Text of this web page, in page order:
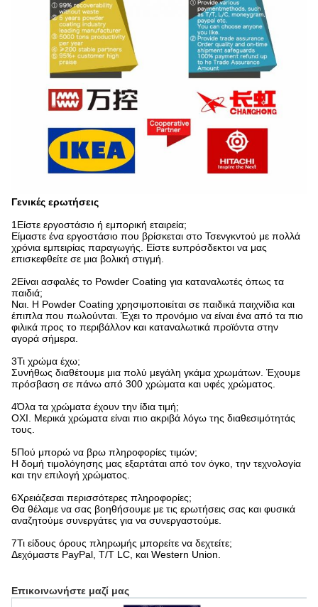
Γενικές ερωτήσεις
1Είστε εργοστάσιο ή εμπορική εταιρεία;
Είμαστε ένα εργοστάσιο που βρίσκεται στο Τσενγκντού με πολλά
χρόνια εμπειρίας παραγωγής. Είστε ευπρόσδεκτοι να μας
επισκεφθείτε σε μια βολική στιγμή.
2Είναι ασφαλές το Powder Coating για καταναλωτές όπως τα
παιδιά;
Ναι. Η Powder Coating χρησιμοποιείται σε παιδικά παιχνίδια και
έπιπλα που πωλούνται. Έχει το προνόμιο να είναι ένα από τα πιο
φιλικά προς το περιβάλλον και καταναλωτικά προϊόντα στην
αγορά σήμερα.
3Τι χρώμα έχω;
Συνήθως διαθέτουμε μια πολύ μεγάλη γκάμα χρωμάτων. Έχουμε
πρόσβαση σε πάνω από 300 χρώματα και υφές χρώματος.
4Όλα τα χρώματα έχουν την ίδια τιμή;
ΟΧΙ. Μερικά χρώματα είναι πιο ακριβά λόγω της διαθεσιμότητάς
τους.
5Πού μπορώ να βρω πληροφορίες τιμών;
Η δομή τιμολόγησης μας εξαρτάται από τον όγκο, την τεχνολογία
και την επιλογή χρώματος.
6Χρειάζεσαι περισσότερες πληροφορίες;
Θα θέλαμε να σας βοηθήσουμε με τις ερωτήσεις σας και φυσικά
αναζητούμε συνεργάτες για να συνεργαστούμε.
7Τι είδους όρους πληρωμής μπορείτε να δεχτείτε;
Δεχόμαστε PayPal, T/T LC, και Western Union.
Επικοινωνήστε μαζί μας